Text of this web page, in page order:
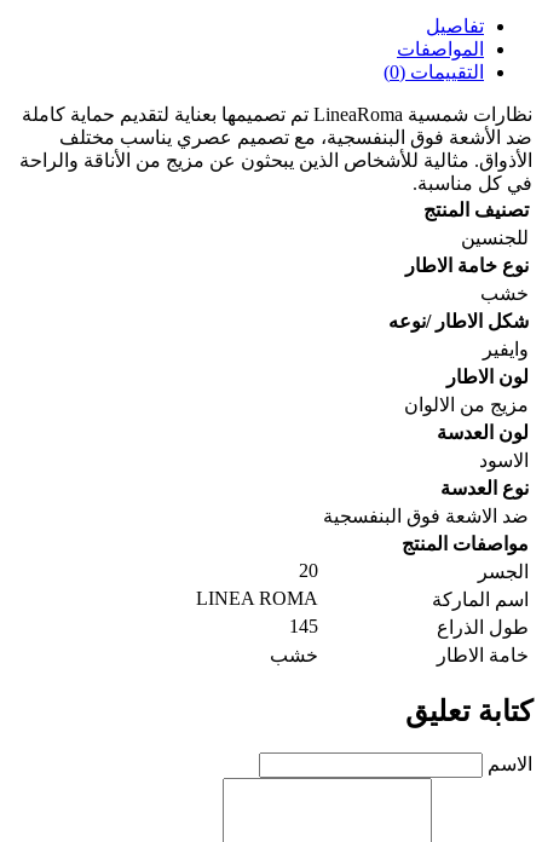
تفاصيل
المواصفات
التقييمات (0)
نظارات شمسية LineaRoma تم تصميمها بعناية لتقديم حماية كاملة
ضد الأشعة فوق البنفسجية، مع تصميم عصري يناسب مختلف
الأذواق. مثالية للأشخاص الذين يبحثون عن مزيج من الأناقة والراحة
في كل مناسبة.
تصنيف المنتج
للجنسين
نوع خامة الاطار
خشب
شكل الاطار /نوعه
وايفير
لون الاطار
مزيج من الالوان
لون العدسة
الاسود
نوع العدسة
ضد الاشعة فوق البنفسجية
مواصفات المنتج
الجسر
20
اسم الماركة
LINEA ROMA
طول الذراع
145
خامة الاطار
خشب
كتابة تعليق
الاسم